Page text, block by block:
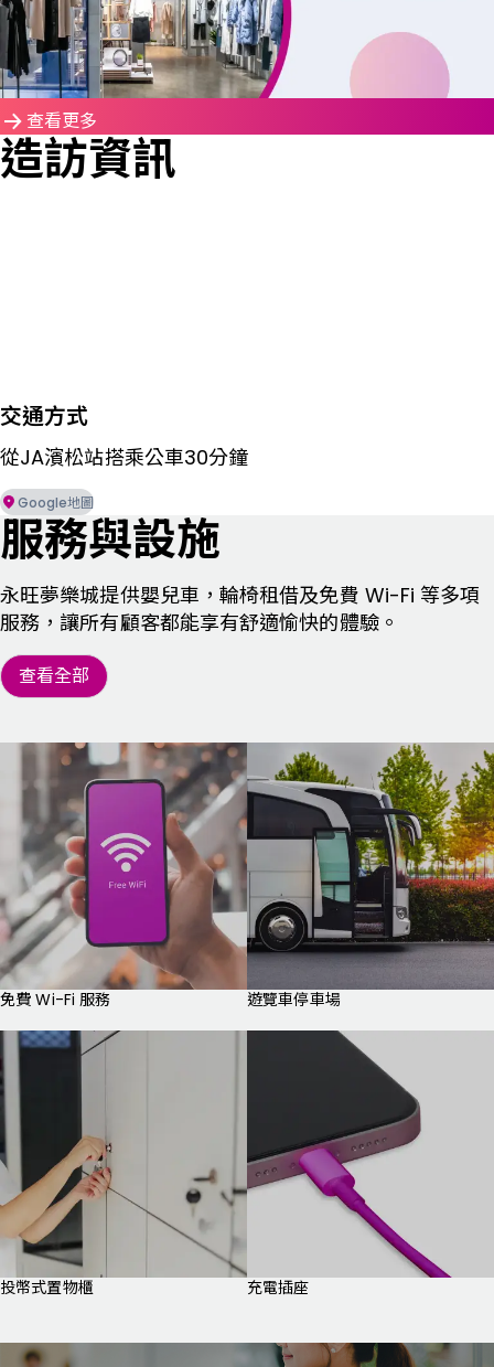
查看更多
造訪資訊
交通方式
從JA濱松站搭乘公車30分鐘
Google地圖
服務與設施
永旺夢樂城提供嬰兒車，輪椅租借及免費 Wi-Fi 等多項
服務，讓所有顧客都能享有舒適愉快的體驗。
查看全部
免費 Wi-Fi 服務 遊覽車停車場
投幣式置物櫃 充電插座